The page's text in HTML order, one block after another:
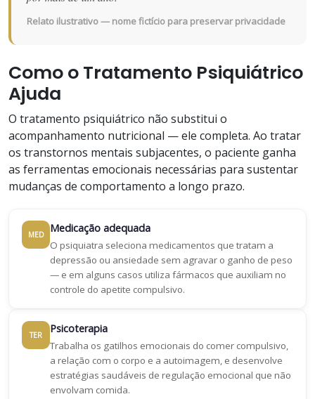
Relato ilustrativo — nome fictício para preservar privacidade
Como o Tratamento Psiquiátrico
Ajuda
O tratamento psiquiátrico não substitui o
acompanhamento nutricional — ele completa. Ao tratar
os transtornos mentais subjacentes, o paciente ganha
as ferramentas emocionais necessárias para sustentar
mudanças de comportamento a longo prazo.
MED Medicação adequada
O psiquiatra seleciona medicamentos que tratam a
depressão ou ansiedade sem agravar o ganho de peso
— e em alguns casos utiliza fármacos que auxiliam no
controle do apetite compulsivo.
TER Psicoterapia
Trabalha os gatilhos emocionais do comer compulsivo,
a relação com o corpo e a autoimagem, e desenvolve
estratégias saudáveis de regulação emocional que não
envolvam comida.